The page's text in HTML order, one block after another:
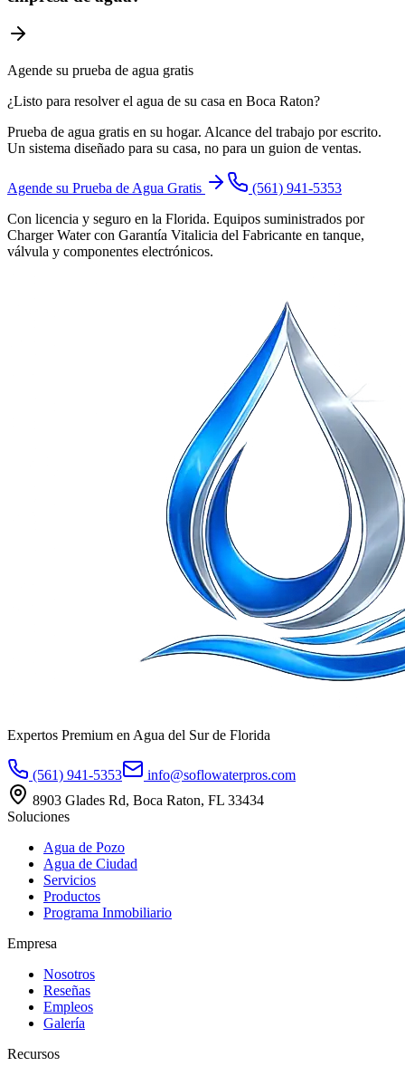
Agende su prueba de agua gratis
¿Listo para resolver el agua de su casa en Boca Raton?
Prueba de agua gratis en su hogar. Alcance del trabajo por escrito.
Un sistema diseñado para su casa, no para un guion de ventas.
Agende su Prueba de Agua Gratis
(561) 941-5353
Con licencia y seguro en la Florida. Equipos suministrados por
Charger Water con Garantía Vitalicia del Fabricante en tanque,
válvula y componentes electrónicos.
Expertos Premium en Agua del Sur de Florida
(561) 941-5353
info@soflowaterpros.com
8903 Glades Rd, Boca Raton, FL 33434
Soluciones
Agua de Pozo
Agua de Ciudad
Servicios
Productos
Programa Inmobiliario
Empresa
Nosotros
Reseñas
Empleos
Galería
Recursos